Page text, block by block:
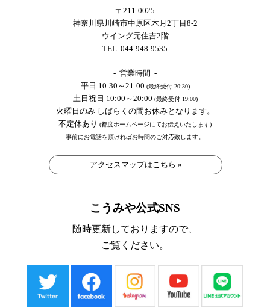
〒211-0025
神奈川県川崎市中原区木月2丁目8-2
ウイング元住吉2階
TEL. 044-948-9535
- 営業時間 -
平日 10:30～21:00 (最終受付 20:30)
土日祝日 10:00～20:00 (最終受付 19:00)
火曜日のみ しばらくの間お休みとなります。
不定休あり (都度ホームページにてお伝えいたします)
事前にお電話を頂ければお時間のご対応致します。
アクセスマップはこちら »
こうみや公式SNS
随時更新しておりますので、
ご覧ください。